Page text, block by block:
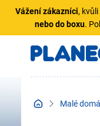
Vážení zákazníci,
nebo do boxu.
Malé